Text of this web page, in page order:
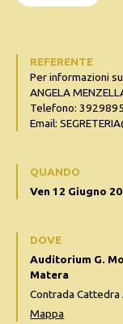
REFERENTE
Per informazioni
ANGELA
Telefono:
Email:
QUANDO
Ven 12 Giugno
DOVE
Auditorium G.
Matera
Contrada
Mappa